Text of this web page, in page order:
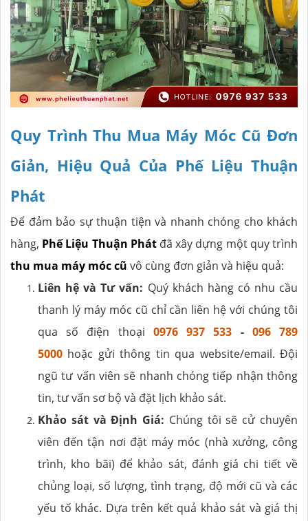
Quy Trình Thu Mua Máy Móc Cũ Đơn
Giản, Hiệu Quả Của Phế Liệu Thuận
Phát
Để đảm bảo sự thuận tiện và nhanh chóng cho khách
hàng, Phế Liệu Thuận Phátđã xây dựng một quy trình
thu mua máy móc cũ vô cùng đơn giản và hiệu quả:
Liên hệ và Tư vấn: Quý khách hàng có nhu cầu
thanh lý máy móc cũ chỉ cần liên hệ với chúng tôi
qua số điện thoại 0976 937 533 - 096 789
5000 hoặc gửi thông tin qua website/email. Đội
ngũ tư vấn viên sẽ nhanh chóng tiếp nhận thông
tin, tư vấn sơ bộ và đặt lịch khảo sát.
Khảo sát và Định Giá: Chúng tôi sẽ cử chuyên
viên đến tận nơi đặt máy móc (nhà xưởng, công
trình, kho bãi) để khảo sát, đánh giá chi tiết về
chủng loại, số lượng, tình trạng, độ mới cũ và các
yếu tố khác. Dựa trên kết quả khảo sát và giá thị